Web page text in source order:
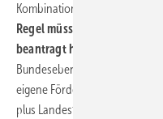
Kombination mehrerer
Regel müssen Sie die Mittel
beantragt haben!
Bundesebene vor. Dazu
eigene Fördertöpfe
plus Landesfördermittel) ist